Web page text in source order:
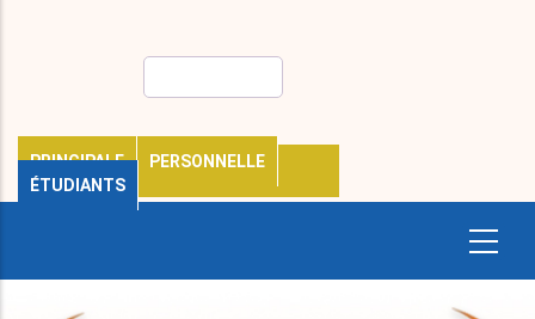
PRINCIPALE
PERSONNELLE
ÉTUDIANTS